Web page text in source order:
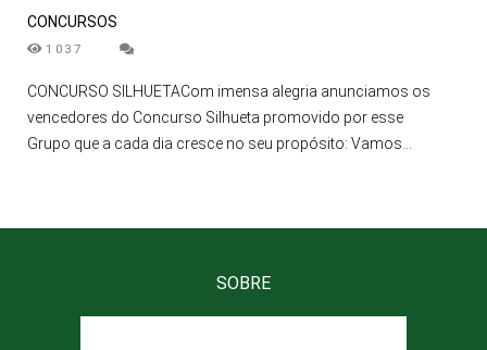
CONCURSOS
1037
CONCURSO SILHUETACom imensa alegria anunciamos os
vencedores do Concurso Silhueta promovido por esse
Grupo que a cada dia cresce no seu propósito: Vamos...
SOBRE